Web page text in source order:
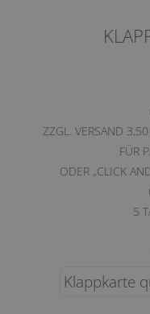
ZZGL. VERSAND
FÜR
ODER „CLICK
5